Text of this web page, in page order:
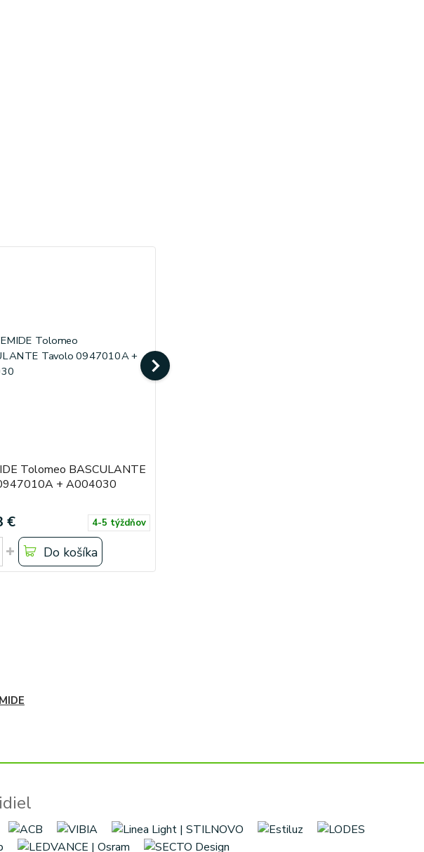
Tolomeo BASCULANTE
+ A004030
€ 4-5 týždňov
Do košíka